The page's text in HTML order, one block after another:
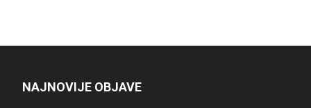
NAJNOVIJE OBJAVE